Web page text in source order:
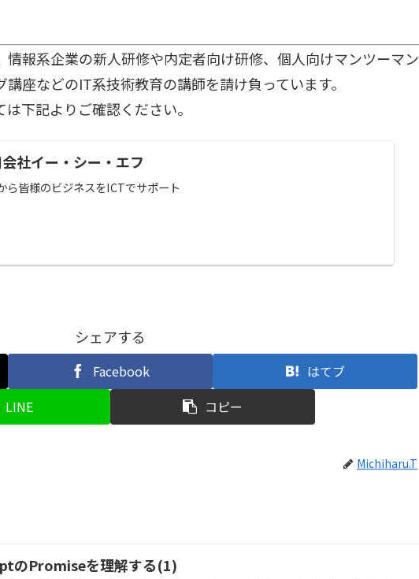
報系企業の新人研修や内定者向け研修、個人向けマンツーマン
座などのIT系技術教育の講師を請け負っています。
下記よりご確認ください。
社イー・シー・エフ
ら皆様のビジネスをICTでサポート
シェアする
Facebook
はてブ
LINE
コピー
Michiharu.T
のPromiseを理解する(1)